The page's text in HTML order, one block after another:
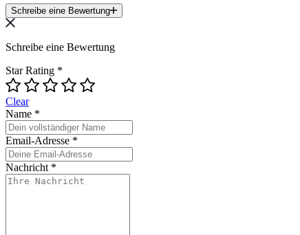
Schreibe eine Bewertung
Schreibe eine Bewertung
Star Rating *
Clear
Name *
Email-Adresse *
Nachricht *